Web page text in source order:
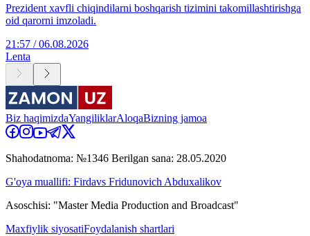
Prezident xavfli chiqindilarni boshqarish tizimini takomillashtirishga
oid qarorni imzoladi.
21:57 / 06.08.2026
Lenta
Biz haqimizdaYangiliklarAloqaBizning jamoa
Shahodatnoma: №1346 Berilgan sana: 28.05.2020
G'oya muallifi: Firdavs Fridunovich Abduxalikov
Asoschisi: "Master Media Production and Broadcast"
Maxfiylik siyosatiFoydalanish shartlari